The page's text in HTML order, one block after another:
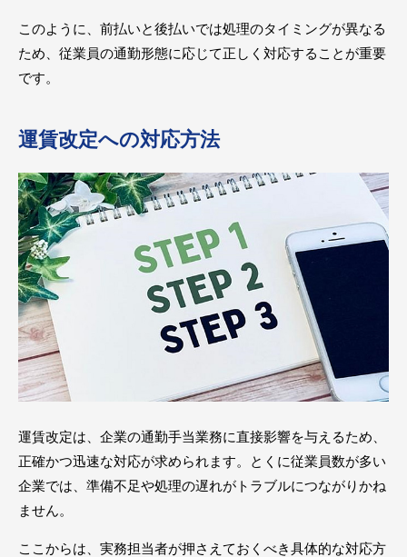
このように、前払いと後払いでは処理のタイミングが異なる
ため、従業員の通勤形態に応じて正しく対応することが重要
です。
運賃改定への対応方法
運賃改定は、企業の通勤手当業務に直接影響を与えるため、
正確かつ迅速な対応が求められます。とくに従業員数が多い
企業では、準備不足や処理の遅れがトラブルにつながりかね
ません。
ここからは、実務担当者が押さえておくべき具体的な対応方